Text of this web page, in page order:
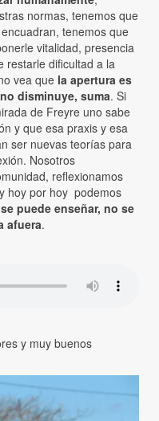
normas, tenemos que
tenemos que
vitalidad, presencia
restarle dificultad a la
vea que la apertura es
disminuye, suma. Si
de Freyre uno sabe
y que esa praxis y esa
ser nuevas teorías para
Nosotros
reflexionamos
hoy por hoy podemos
puede enseñar, no se
afuera.
y muy buenos